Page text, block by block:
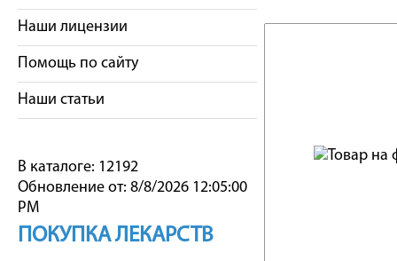
Наши лицензии
Помощь по сайту
Наши статьи
В каталоге: 12192
Обновление от: 8/8/2026 12:05:00
PM
ПОКУПКА ЛЕКАРСТВ